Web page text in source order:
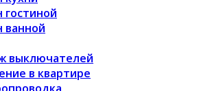
гостиной
ванной
выключателей
в квартире